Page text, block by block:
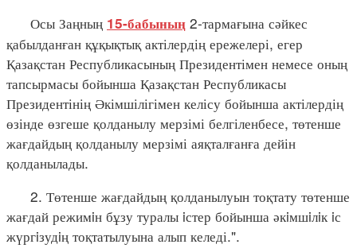
Осы Заңның 15-бабының 2-тармағына сәйкес
қабылданған құқықтық актілердің ережелері, егер
Қазақстан Республикасының Президентімен немесе оның
тапсырмасы бойынша Қазақстан Республикасы
Президентінің Әкімшілігімен келісу бойынша актілердің
өзінде өзгеше қолданылу мерзімі белгіленбесе, төтенше
жағдайдың қолданылу мерзімі аяқталғанға дейін
қолданылады.
2. Төтенше жағдайдың қолданылуын тоқтату төтенше
жағдай режимiн бұзу туралы iстер бойынша әкiмшiлiк iс
жүргiзудiң тоқтатылуына алып келеді.".